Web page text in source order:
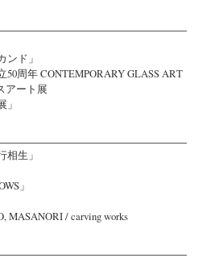
ンド」
周年 CONTEMPORARY GLASS ART
アート展
相生」
」
MASANORI / carving works